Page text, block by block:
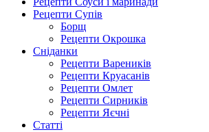
Рецепти Супів
Борщ
Рецепти Окрошка
Сніданки
Рецепти Вареників
Рецепти Круасанів
Рецепти Омлет
Рецепти Сирників
Рецепти Яєчні
Статті